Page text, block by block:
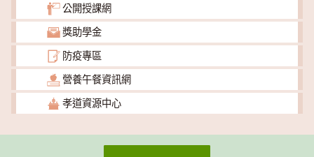
公開授課網
獎助學金
防疫專區
營養午餐資訊網
孝道資源中心